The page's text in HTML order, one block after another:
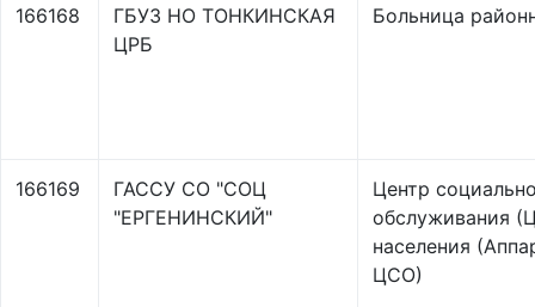
166168
ГБУЗ НО ТОНКИНСКАЯ
ЦРБ
Больница
166169
ГАССУ СО "СОЦ
"ЕРГЕНИНСКИЙ"
Центр
обслуживания
населения
ЦСО)